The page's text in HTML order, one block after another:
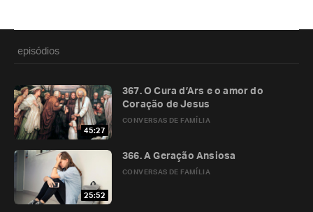
episódios
45:27
CONVERSAS DE FAMÍLIA
367. O Cura d’Ars e o amor do
Coração de Jesus
25:52
CONVERSAS DE FAMÍLIA
366. A Geração Ansiosa